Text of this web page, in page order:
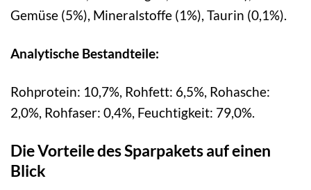
Gemüse (5%), Mineralstoffe (1%), Taurin (0,1%).
Analytische Bestandteile:
Rohprotein: 10,7%, Rohfett: 6,5%, Rohasche:
2,0%, Rohfaser: 0,4%, Feuchtigkeit: 79,0%.
Die Vorteile des Sparpakets auf einen
Blick